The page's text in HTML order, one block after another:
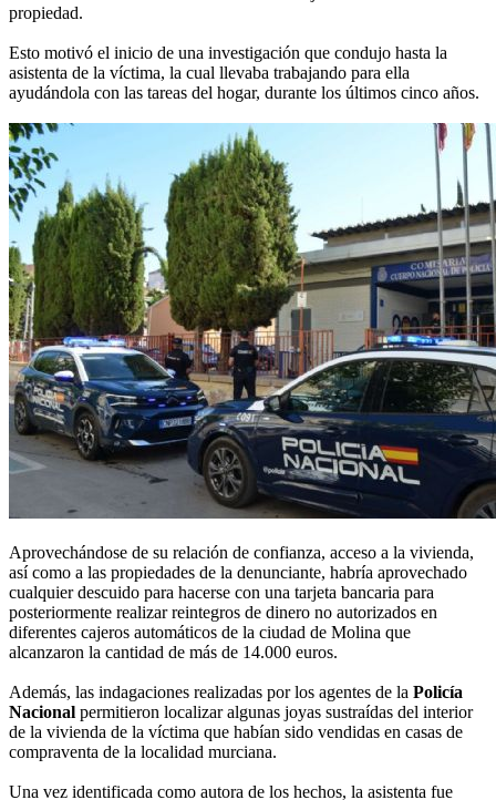
propiedad.
Esto motivó el inicio de una investigación que condujo hasta la
asistenta de la víctima, la cual llevaba trabajando para ella
ayudándola con las tareas del hogar, durante los últimos cinco años.
Aprovechándose de su relación de confianza, acceso a la vivienda,
así como a las propiedades de la denunciante, habría aprovechado
cualquier descuido para hacerse con una tarjeta bancaria para
posteriormente realizar reintegros de dinero no autorizados en
diferentes cajeros automáticos de la ciudad de Molina que
alcanzaron la cantidad de más de 14.000 euros.
Además, las indagaciones realizadas por los agentes de la Policía
Nacional permitieron localizar algunas joyas sustraídas del interior
de la vivienda de la víctima que habían sido vendidas en casas de
compraventa de la localidad murciana.
Una vez identificada como autora de los hechos, la asistenta fue